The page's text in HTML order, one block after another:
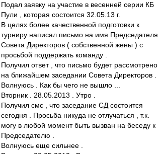
Подал заявку на участие в весенней серии КБ
Пули , которая состоится 32.05.13 г.
В целях более качественной подготовки к
турниру написал письмо на имя Председателя
Совета Директоров ( собственной жены ) с
просьбой поддержать команду .
Получил ответ , что письмо будет рассмотрено
на ближайшем заседании Совета Директоров .
Волнуюсь . Как бы чего не вышло ...
Вторник . 28.05.2013 . Утро .
Получил смс , что заседание СД состоится
сегодня . Просьба никуда не отлучаться , т.к.
могу в любой момент быть вызван на беседу к
Председателю .
Волнуюсь еще сильнее .